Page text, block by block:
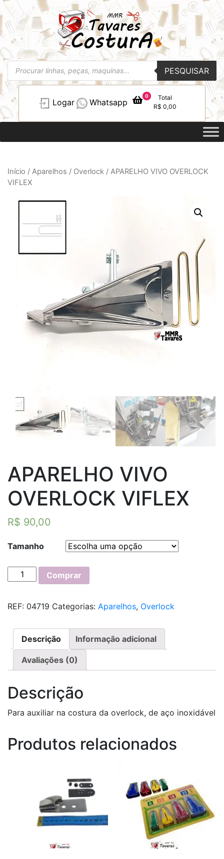
Pesquisar
produtos
PESQUISAR
Logar Whatsapp
0
Total
R$ 0,00
Início / Aparelhos / Overlock / APARELHO VIVO OVERLOCK
VIFLEX
APARELHO VIVO
OVERLOCK VIFLEX
R$ 90,00
Tamanho
APARELHO
VIVO
VIFLEX
Comprar
REF: 04719 Categorias: Aparelhos, Overlock
Descrição Informação adicional
Avaliações (0)
Descrição
Para auxiliar na costura da overlock, de aço inoxidável
Produtos relacionados